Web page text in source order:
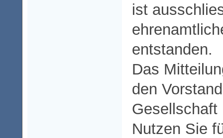
ist
entstanden.
Das
den
Gesellschaft
Nutzen Sie